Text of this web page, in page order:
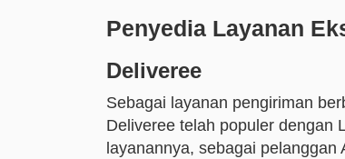
Penyedia Layanan
Deliveree
Sebagai layanan pengiriman
Deliveree telah populer dengan
layanannya, sebagai